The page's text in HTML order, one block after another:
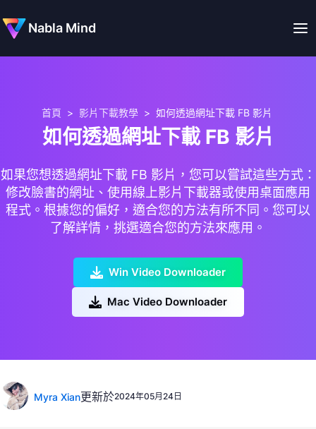
Nabla Mind
首頁 > 影片下載教學 > 如何透過網址下載 FB 影片
如何透過網址下載 FB 影片
如果您想透過網址下載 FB 影片，您可以嘗試這些方式：
修改臉書的網址、使用線上影片下載器或使用桌面應用
程式。根據您的偏好，適合您的方法有所不同。您可以
了解詳情，挑選適合您的方法來應用。
Win Video Downloader
Mac Video Downloader
Myra Xian更新於2024年05月24日